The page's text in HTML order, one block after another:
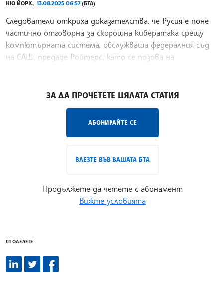
НЮ ЙОРК, 13.08.2025 06:57(БТА)
Следователи откриха доказателства, че Русия е поне
частично отговорна за скорошна кибератака срещу
компютърната система, обслужваща федералния съд
на САЩ, предаде Ройтерс, като се позова на
ЗА ДА ПРОЧЕТЕТЕ ЦЯЛАТА СТАТИЯ
АБОНИРАЙТЕ СЕ
ВЛЕЗТЕ ВЪВ ВАШАТА БТА
Продължете да четете с абонамент
Вижте условията
СПОДЕЛЕТЕ